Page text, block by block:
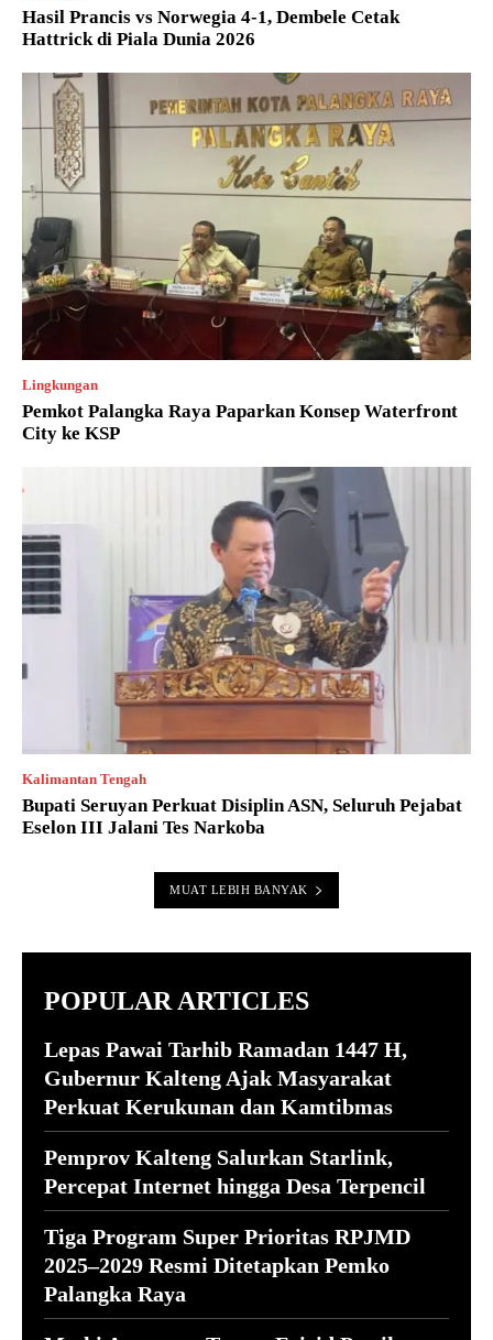
Hasil Prancis vs Norwegia 4-1, Dembele Cetak
Hattrick di Piala Dunia 2026
Lingkungan
Pemkot Palangka Raya Paparkan Konsep Waterfront
City ke KSP
Kalimantan Tengah
Bupati Seruyan Perkuat Disiplin ASN, Seluruh Pejabat
Eselon III Jalani Tes Narkoba
MUAT LEBIH BANYAK
POPULAR ARTICLES
Lepas Pawai Tarhib Ramadan 1447 H,
Gubernur Kalteng Ajak Masyarakat
Perkuat Kerukunan dan Kamtibmas
Pemprov Kalteng Salurkan Starlink,
Percepat Internet hingga Desa Terpencil
Tiga Program Super Prioritas RPJMD
2025–2029 Resmi Ditetapkan Pemko
Palangka Raya